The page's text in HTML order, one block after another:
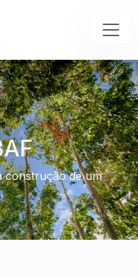
construção de um